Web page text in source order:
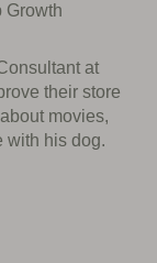
Growth
at
their store
movies,
with his dog.